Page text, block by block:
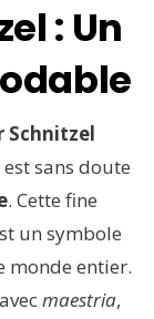
: Un
Schnitzel
est sans doute
. Cette fine
un symbole
monde entier.
maestria,